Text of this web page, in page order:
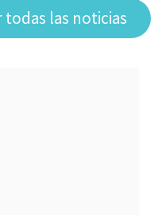
todas las noticias